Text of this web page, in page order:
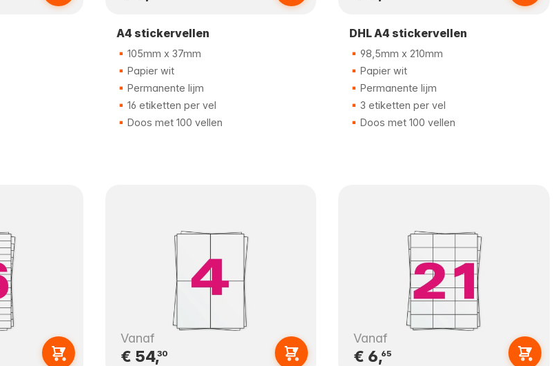
A4 stickervellen
105mm x 37mm
Papier wit
Permanente lijm
16 etiketten per vel
Doos met 100 vellen
DHL A4 stickervellen
98,5mm x 210mm
Papier wit
Permanente lijm
3 etiketten per vel
Doos met 100 vellen
Vanaf
€ 54,30
Vanaf
€ 6,65